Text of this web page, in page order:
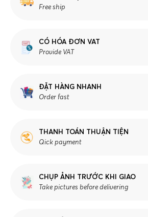
Free ship
CÓ HÓA ĐƠN VAT
Provide VAT
ĐẶT HÀNG NHANH
Order fast
THANH TOÁN THUẬN TIỆN
Qick payment
CHỤP ẢNH TRƯỚC KHI GIAO
Take pictures before delivering